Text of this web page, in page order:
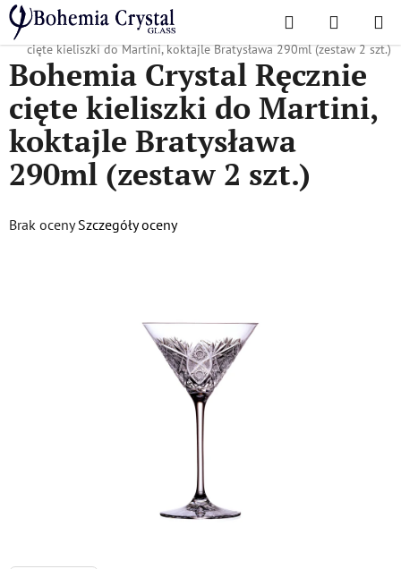
Przejść
do
treści
Szukaj KOSZYK
Home
/ Popularne kolekcje / Bratysława
Bohemia Crystal Ręcznie
cięte kieliszki do Martini, koktajle Bratysława 290ml (zestaw 2 szt.)
Bohemia Crystal Ręcznie
cięte kieliszki do Martini,
koktajle Bratysława
290ml (zestaw 2 szt.)
Średnia
Brak oceny Szczegóły oceny